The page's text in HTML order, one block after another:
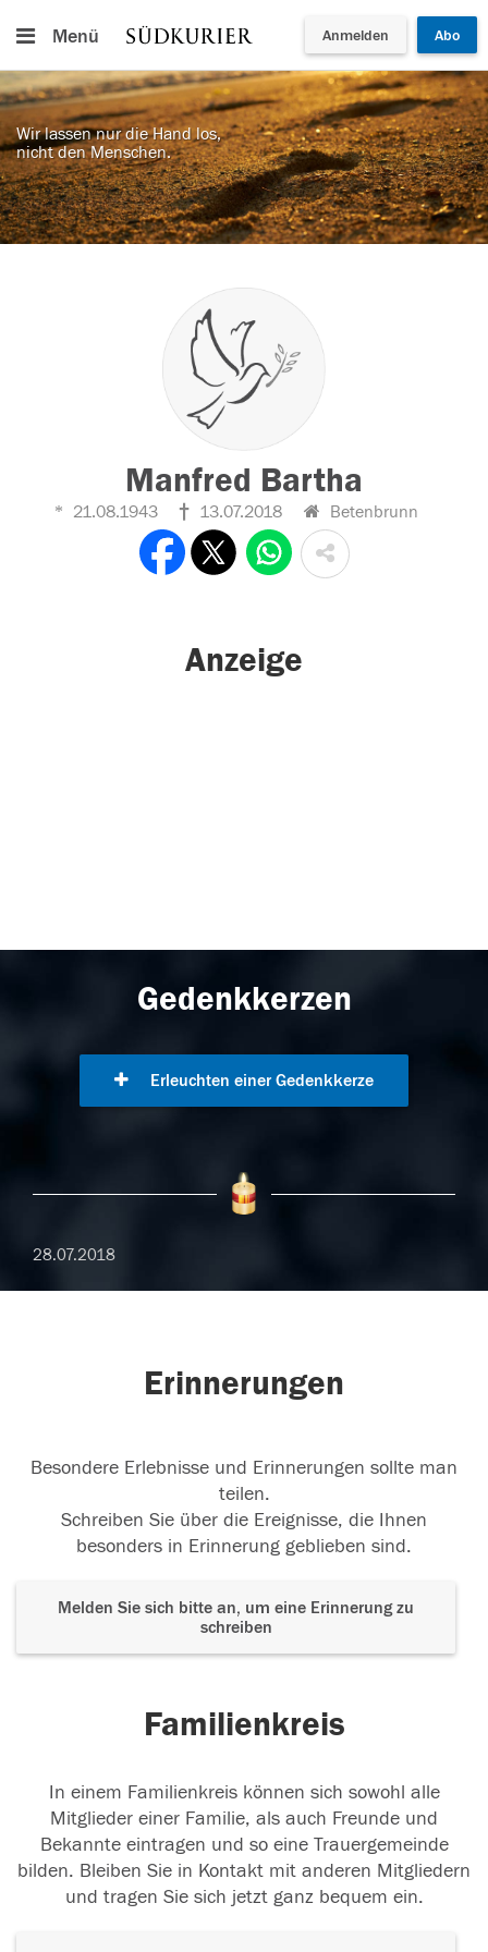
Menü Anmelden Abo
Wir lassen nur die Hand los,
nicht den Menschen.
Manfred Bartha
21.08.1943 13.07.2018 Betenbrunn
Anzeige
Gedenkkerzen
Erleuchten einer Gedenkkerze
28.07.2018
Erinnerungen
Besondere Erlebnisse und Erinnerungen sollte man
teilen.
Schreiben Sie über die Ereignisse, die Ihnen
besonders in Erinnerung geblieben sind.
Melden Sie sich bitte an, um eine Erinnerung zu
schreiben
Familienkreis
In einem Familienkreis können sich sowohl alle
Mitglieder einer Familie, als auch Freunde und
Bekannte eintragen und so eine Trauergemeinde
bilden. Bleiben Sie in Kontakt mit anderen Mitgliedern
und tragen Sie sich jetzt ganz bequem ein.